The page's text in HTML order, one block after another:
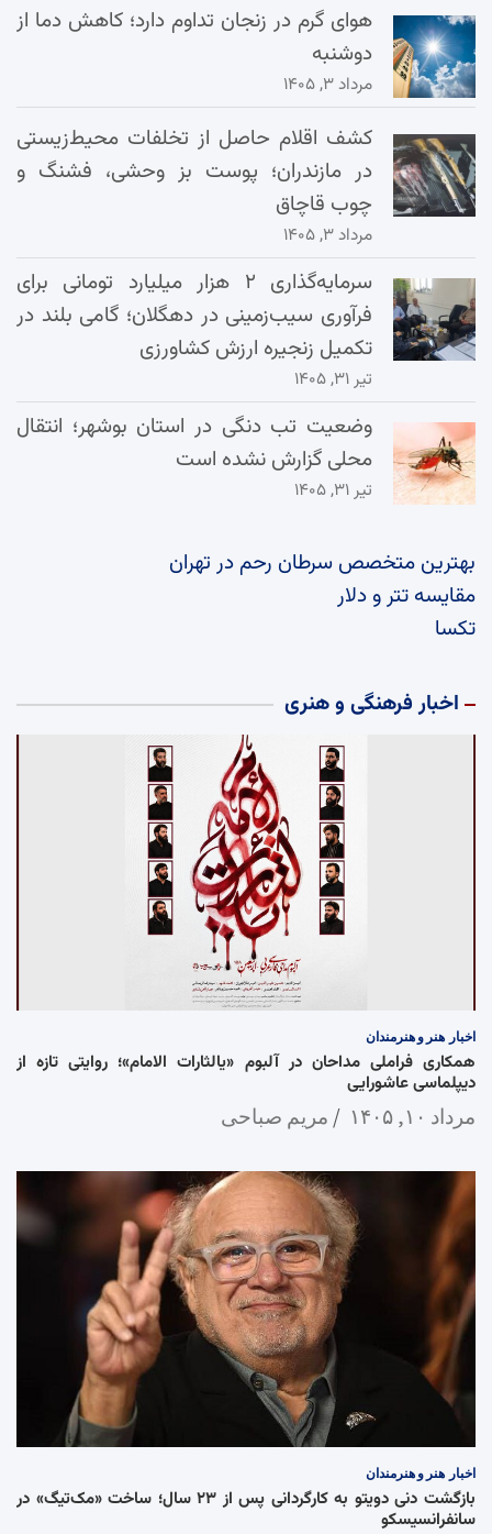
هوای گرم در زنجان تداوم دارد؛ کاهش دما از
دوشنبه
مرداد ۳, ۱۴۰۵
کشف اقلام حاصل از تخلفات محیط‌زیستی
در مازندران؛ پوست بز وحشی، فشنگ و
چوب قاچاق
مرداد ۳, ۱۴۰۵
سرمایه‌گذاری ۲ هزار میلیارد تومانی برای
فرآوری سیب‌زمینی در دهگلان؛ گامی بلند در
تکمیل زنجیره ارزش کشاورزی
تیر ۳۱, ۱۴۰۵
وضعیت تب دنگی در استان بوشهر؛ انتقال
محلی گزارش نشده است
تیر ۳۱, ۱۴۰۵
بهترین متخصص سرطان رحم در تهران
مقایسه تتر و دلار
تکسا
اخبار فرهنگی و هنری
اخبار هنر و هنرمندان
همکاری فراملی مداحان در آلبوم «یالثارات الامام»؛ روایتی تازه از
دیپلماسی عاشورایی
مرداد ۱۰, ۱۴۰۵ مریم صباحی
اخبار هنر و هنرمندان
بازگشت دنی دویتو به کارگردانی پس از ۲۳ سال؛ ساخت «مک‌تیگ» در
سانفرانسیسکو